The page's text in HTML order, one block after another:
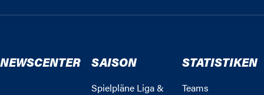
NEWSCENTER SAISON
Spielpläne Liga &
STATISTIKEN
Teams